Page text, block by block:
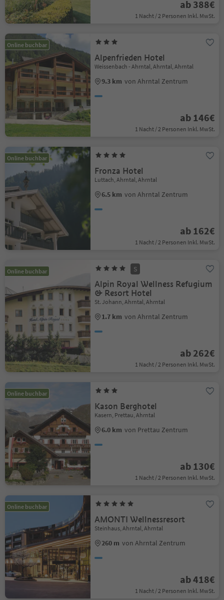
ab 388€
1 Nacht / 2 Personen Inkl. MwSt.
Online buchbar
Alpenfrieden Hotel
Weissenbach - Ahrntal, Ahrntal, Ahrntal
9.3 km von Ahrntal Zentrum
ab 146€
1 Nacht / 2 Personen Inkl. MwSt.
Online buchbar
Fronza Hotel
Luttach, Ahrntal, Ahrntal
6.5 km von Ahrntal Zentrum
ab 162€
1 Nacht / 2 Personen Inkl. MwSt.
Online buchbar S
Alpin Royal Wellness Refugium
& Resort Hotel
St. Johann, Ahrntal, Ahrntal
1.7 km von Ahrntal Zentrum
ab 262€
1 Nacht / 2 Personen Inkl. MwSt.
Online buchbar
Kason Berghotel
Kasern, Prettau, Ahrntal
6.0 km von Prettau Zentrum
ab 130€
1 Nacht / 2 Personen Inkl. MwSt.
Online buchbar
AMONTI Wellnessresort
Steinhaus, Ahrntal, Ahrntal
260 m von Ahrntal Zentrum
ab 418€
1 Nacht / 2 Personen Inkl. MwSt.